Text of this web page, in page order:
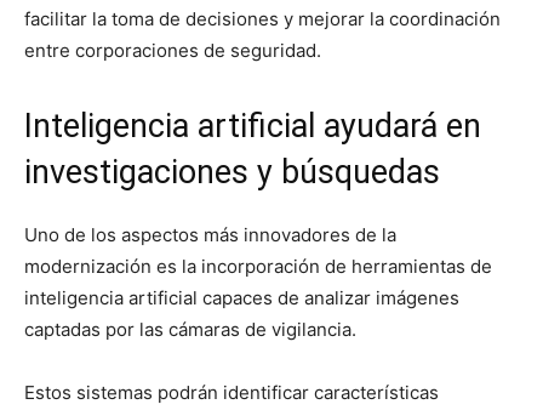
facilitar la toma de decisiones y mejorar la coordinación
entre corporaciones de seguridad.
Inteligencia artificial ayudará en
investigaciones y búsquedas
Uno de los aspectos más innovadores de la
modernización es la incorporación de herramientas de
inteligencia artificial capaces de analizar imágenes
captadas por las cámaras de vigilancia.
Estos sistemas podrán identificar características